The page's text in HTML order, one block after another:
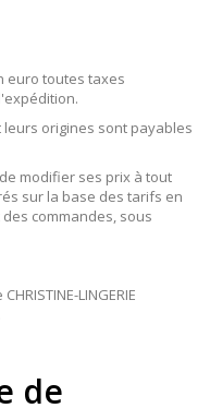
euro toutes taxes
origines sont payables
de modifier ses prix à tout
sur la base des tarifs en
commandes, sous
LINGERIE
de